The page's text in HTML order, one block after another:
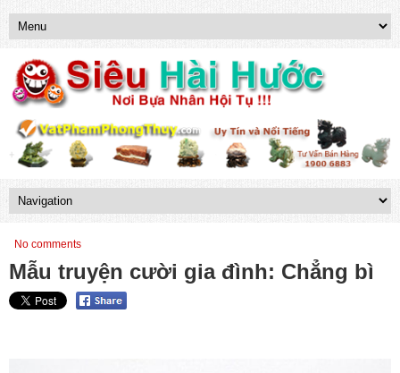
No comments
Mẫu truyện cười gia đình: Chẳng bì